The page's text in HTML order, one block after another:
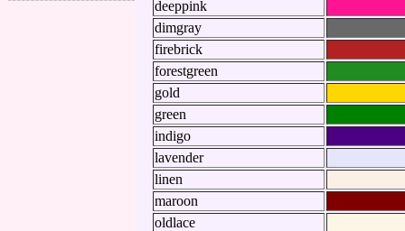
deeppink
dimgray
firebrick
forestgreen
gold
green
indigo
lavender
linen
maroon
oldlace